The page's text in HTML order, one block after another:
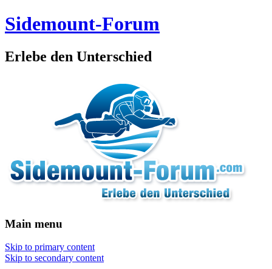
Sidemount-Forum
Erlebe den Unterschied
Main menu
Skip to primary content
Skip to secondary content